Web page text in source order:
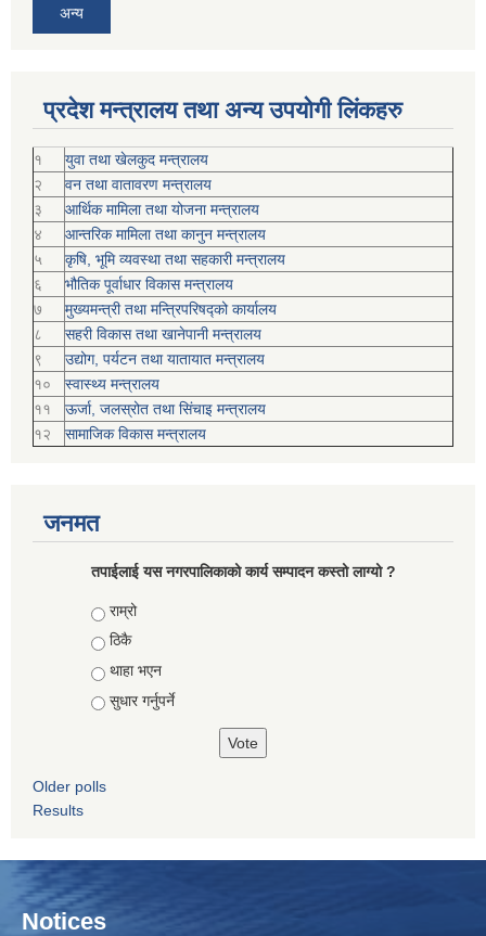
अन्य
प्रदेश मन्त्रालय तथा अन्य उपयोगी लिंकहरु
१
युवा तथा खेलकुद मन्त्रालय
२
वन तथा वातावरण मन्त्रालय
३
आर्थिक मामिला तथा योजना मन्त्रालय
४
आन्तरिक मामिला तथा कानुन मन्त्रालय
५
कृषि, भूमि व्यवस्था तथा सहकारी मन्त्रालय
६
भौतिक पूर्वाधार विकास मन्त्रालय
७
मुख्यमन्त्री तथा मन्त्रिपरिषद्को कार्यालय
८
सहरी विकास तथा खानेपानी मन्त्रालय
९
उद्योग, पर्यटन तथा यातायात मन्त्रालय
१०
स्वास्थ्य मन्त्रालय
११
ऊर्जा, जलस्रोत तथा सिंचाइ मन्त्रालय
१२
सामाजिक विकास मन्‍‍त्रालय
जनमत
तपाईलाई यस नगरपालिकाको कार्य सम्पादन कस्तो लाग्यो ?
Choices
राम्रो
ठिकै
थाहा भएन
सुधार गर्नुपर्ने
Older polls
Results
Notices